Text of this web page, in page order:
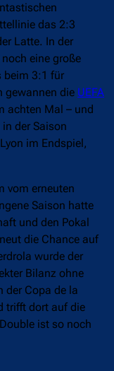
das 2:3
Latte. In der
eine große
beim 3:1 für
gewannen die UEFA
achten Mal – und
der Saison
im Endspiel,
vom erneuten
Saison hatte
und den Pokal
die Chance auf
wurde der
Bilanz ohne
der Copa de la
trifft dort auf die
ist so noch